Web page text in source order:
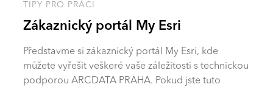
TIPY PRO PRÁCI
Zákaznický portál My Esri
Představme si zákaznický portál My Esri, kde
můžete vyřešit veškeré vaše záležitosti s technickou
podporou ARCDATA PRAHA. Pokud jste tuto